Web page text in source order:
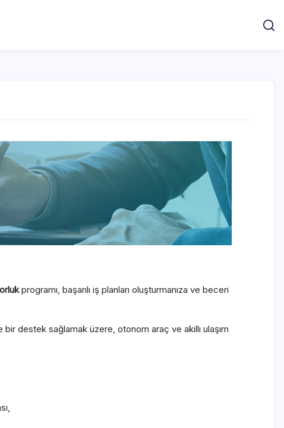
programı, başarılı iş planları oluşturmanıza ve beceri
destek sağlamak üzere, otonom araç ve akıllı ulaşım